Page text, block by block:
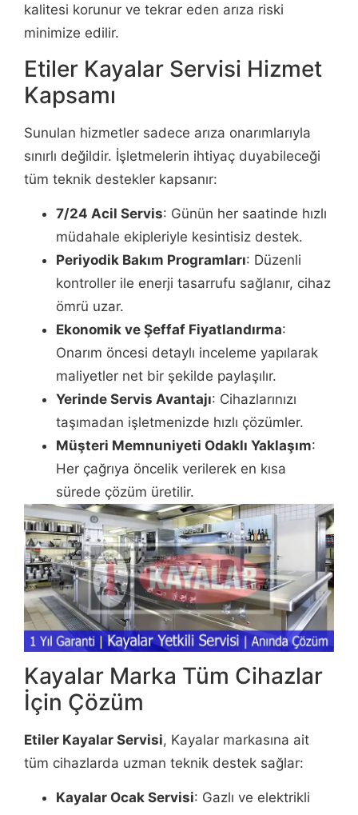
kalitesi korunur ve tekrar eden arıza riski
minimize edilir.
Etiler Kayalar Servisi Hizmet
Kapsamı
Sunulan hizmetler sadece arıza onarımlarıyla
sınırlı değildir. İşletmelerin ihtiyaç duyabileceği
tüm teknik destekler kapsanır:
7/24 Acil Servis: Günün her saatinde hızlı
müdahale ekipleriyle kesintisiz destek.
Periyodik Bakım Programları: Düzenli
kontroller ile enerji tasarrufu sağlanır, cihaz
ömrü uzar.
Ekonomik ve Şeffaf Fiyatlandırma:
Onarım öncesi detaylı inceleme yapılarak
maliyetler net bir şekilde paylaşılır.
Yerinde Servis Avantajı: Cihazlarınızı
taşımadan işletmenizde hızlı çözümler.
Müşteri Memnuniyeti Odaklı Yaklaşım:
Her çağrıya öncelik verilerek en kısa
sürede çözüm üretilir.
Kayalar Marka Tüm Cihazlar
İçin Çözüm
Etiler Kayalar Servisi, Kayalar markasına ait
tüm cihazlarda uzman teknik destek sağlar:
Kayalar Ocak Servisi: Gazlı ve elektrikli